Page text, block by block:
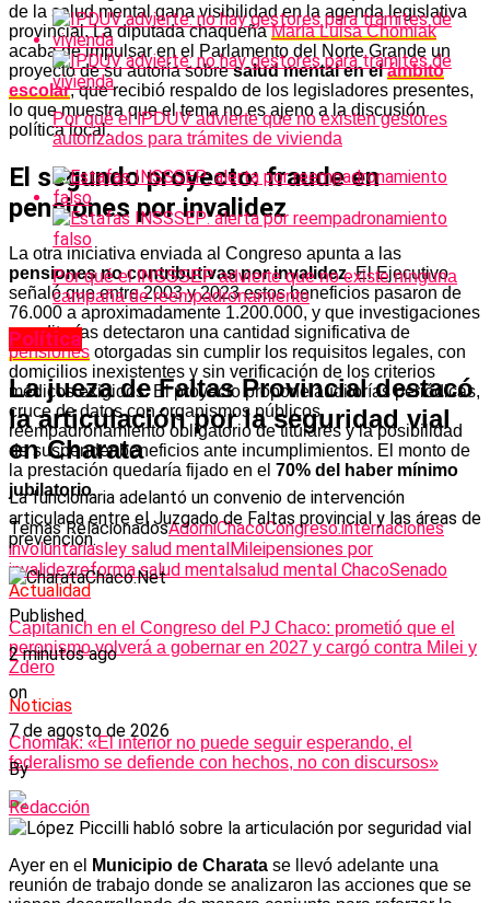
de la salud mental gana visibilidad en la agenda legislativa
provincial. La diputada chaqueñaMaría Luisa Chomiak
acaba de impulsar en el Parlamento del Norte Grande un
proyecto de su autoría sobresalud mental en elámbito
escolar, que recibió respaldo de los legisladores presentes,
lo que muestra que el tema no es ajeno a la discusión
política local.
El segundo proyecto: fraude en
pensiones por invalidez
La otra iniciativa enviada al Congreso apunta a las
pensiones no contributivas por invalidez. El Ejecutivo
señaló que entre 2003 y 2023 estos beneficios pasaron de
76.000 a aproximadamente 1.200.000, y que investigaciones
y auditorías detectaron una cantidad significativa de
pensiones otorgadas sin cumplir los requisitos legales, con
domicilios inexistentes y sin verificación de los criterios
médicos exigidos. El proyecto propone auditorías periódicas,
cruce de datos con organismos públicos,
reempadronamiento obligatorio de titulares y la posibilidad
de suspender beneficios ante incumplimientos. El monto de
la prestación quedaría fijado en el 70% del haber mínimo
jubilatorio.
Temas RelacionadosAdorniChacoCongreso.internaciones
involuntarias ley salud mental Mileipensiones por
invalidezreforma salud mental salud mental ChacoSenado
Actualidad
Capitanich en el Congreso del PJ Chaco: prometió que el
peronismo volverá a gobernar en 2027 y cargó contra Milei y
Zdero
Noticias
Chomiak: «El interior no puede seguir esperando, el
federalismo se defiende con hechos, no con discursos»
Por qué el IPDUV advierte que no existen gestores
autorizados para trámites de vivienda
Por qué el INSSSEP advierte que no existe ninguna
campaña de reempadronamiento
Política
La jueza de Faltas Provincial destacó
la articulación por la seguridad vial
en Charata
La funcionaria adelantó un convenio de intervención
articulada entre el Juzgado de Faltas provincial y las áreas de
prevención.
Published
2 minutos ago
on
7 de agosto de 2026
By
Redacción
Ayer en el Municipio de Charata se llevó adelante una
reunión de trabajo donde se analizaron las acciones que se